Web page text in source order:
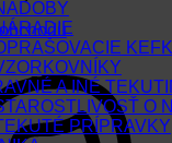
A INÉ
O
PRÍPRAVKY